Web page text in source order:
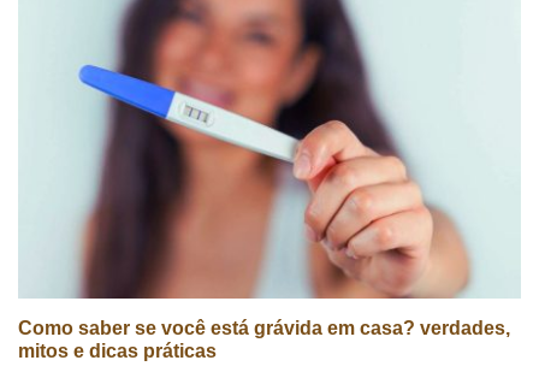
Como saber se você está grávida em casa? verdades,
mitos e dicas práticas